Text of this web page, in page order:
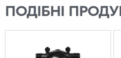
ПОДІБНІ